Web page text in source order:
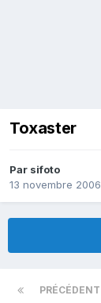
Toxaster
Par sifoto
13 novembre 2006
PRÉCÉDENT